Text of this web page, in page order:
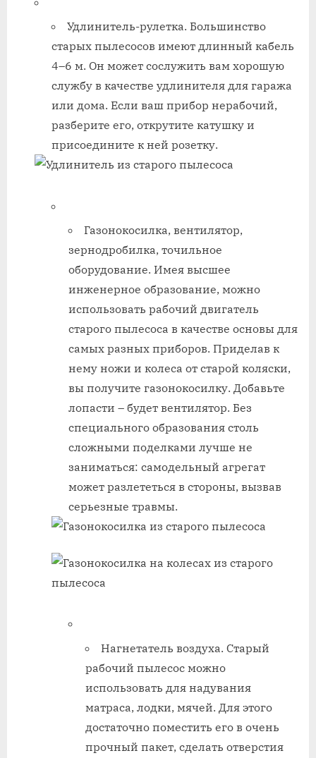
Удлинитель-рулетка. Большинство
старых пылесосов имеют длинный кабель
4–6 м. Он может сослужить вам хорошую
службу в качестве удлинителя для гаража
или дома. Если ваш прибор нерабочий,
разберите его, открутите катушку и
присоедините к ней розетку.
Газонокосилка, вентилятор,
зернодробилка, точильное
оборудование. Имея высшее
инженерное образование, можно
использовать рабочий двигатель
старого пылесоса в качестве основы для
самых разных приборов. Приделав к
нему ножи и колеса от старой коляски,
вы получите газонокосилку. Добавьте
лопасти – будет вентилятор. Без
специального образования столь
сложными поделками лучше не
заниматься: самодельный агрегат
может разлететься в стороны, вызвав
серьезные травмы.
Нагнетатель воздуха. Старый
рабочий пылесос можно
использовать для надувания
матраса, лодки, мячей. Для этого
достаточно поместить его в очень
прочный пакет, сделать отверстия